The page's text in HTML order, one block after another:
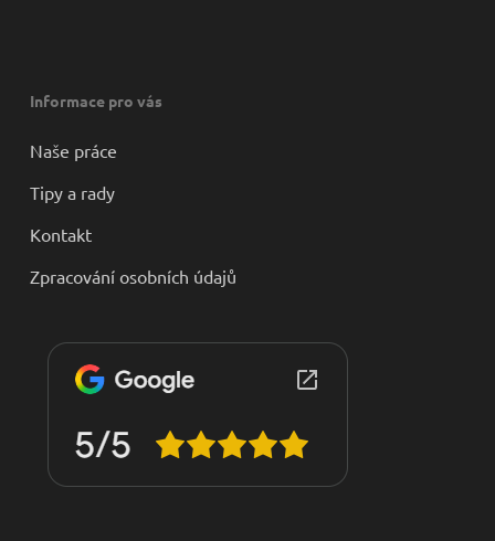
Informace pro vás
Naše práce
Tipy a rady
Kontakt
Zpracování osobních údajů